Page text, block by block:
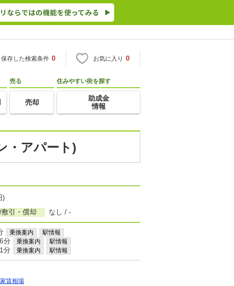
保存した検索条件 0 お気に入り 0
売る
売却
住みやすい街を探す
助成金
情報
・アパート)
)
引・償却 なし / -
乗換案内 駅情報
分 乗換案内 駅情報
分 乗換案内 駅情報
賃相場